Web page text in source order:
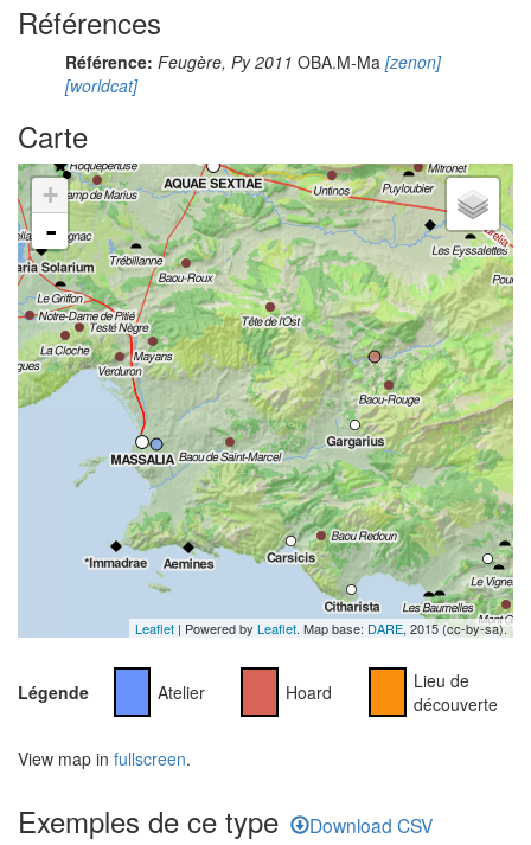
Références
Référence: Feugère, Py 2011 OBA.M-Ma [zenon]
[worldcat]
Carte
+
-
Leaflet | Powered by Leaflet. Map base: DARE, 2015 (cc-by-sa).
Légende Atelier Hoard
Lieu de
découverte
View map in fullscreen.
Exemples de ce type Download CSV